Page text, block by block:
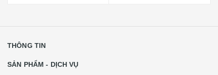
THÔNG TIN
SẢN PHẨM - DỊCH VỤ